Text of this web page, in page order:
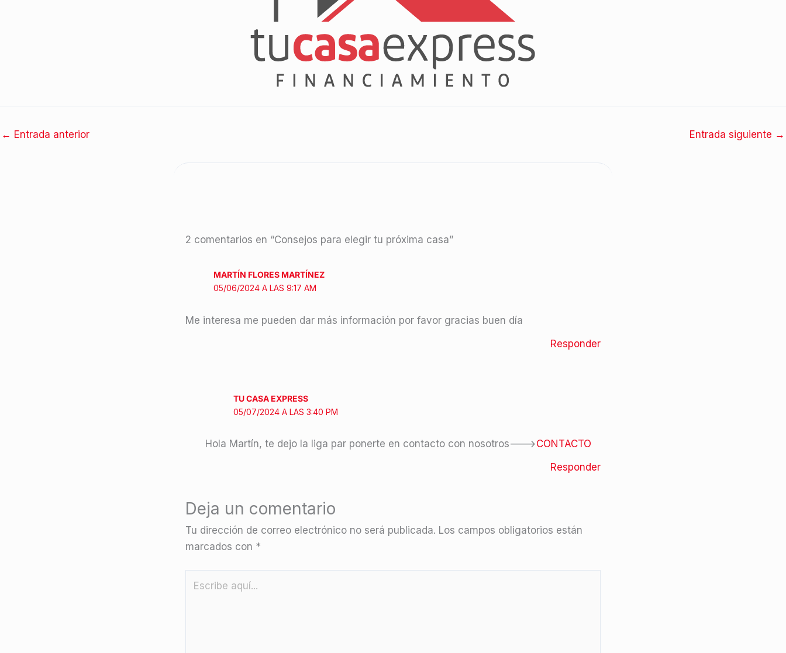
← Entrada anterior Entrada siguiente →
2 comentarios en “Consejos para elegir tu próxima casa”
MARTÍN FLORES MARTÍNEZ
05/06/2024 A LAS 9:17 AM
Me interesa me pueden dar más información por favor gracias buen día
Responder
TU CASA EXPRESS
05/07/2024 A LAS 3:40 PM
Hola Martín, te dejo la liga par ponerte en contacto con nosotros——->CONTACTO
Responder
Deja un comentario
Tu dirección de correo electrónico no será publicada. Los campos obligatorios están
marcados con *